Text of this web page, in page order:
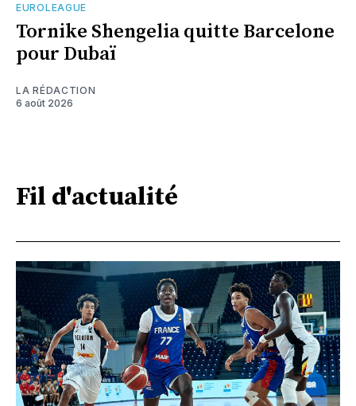
EUROLEAGUE
Tornike Shengelia quitte Barcelone
pour Dubaï
LA RÉDACTION
6 août 2026
Fil d'actualité